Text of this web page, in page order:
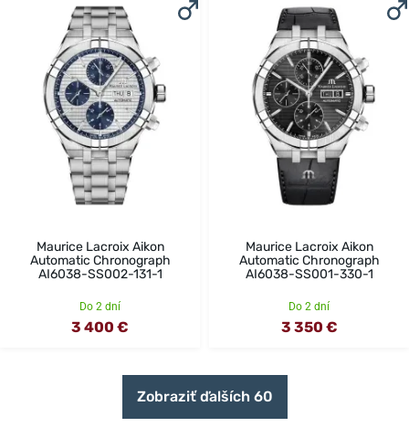
Maurice Lacroix Aikon
Automatic Chronograph
AI6038-SS002-131-1
Do 2 dní
3 400 €
Maurice Lacroix Aikon
Automatic Chronograph
AI6038-SS001-330-1
Do 2 dní
3 350 €
Zobraziť ďalších 60